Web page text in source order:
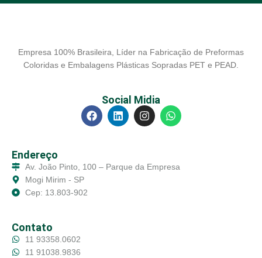
Empresa 100% Brasileira, Líder na Fabricação de Preformas
Coloridas e Embalagens Plásticas Sopradas PET e PEAD.
Social Midia
Endereço
Av. João Pinto, 100 – Parque da Empresa
Mogi Mirim - SP
Cep: 13.803-902
Contato
11 93358.0602
11 91038.9836